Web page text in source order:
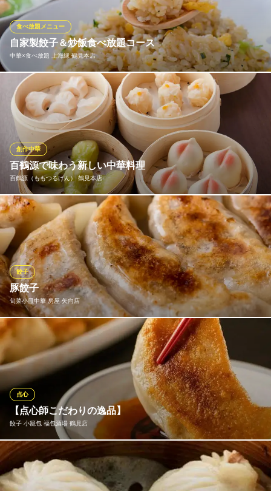
ご提供させて頂いております◎ また、ふかひれをご賞味頂けるコ
ースもございます♪
中国料理 蓬莱春飯店 本店
個室宴会・中華料理
ＪＲ鶴見駅西口 徒歩1分
神奈川県横浜市鶴見区豊岡町2-2 ツルミフーガ2 B1
自家製餃子＆炒飯食べ放題コース
中華×食べ放題 上海縁 鶴見本店
食べ放題メニュー
ボリュームたっぷり！当店おすすめの自家製チャーハンや海老入
りチャーハン、自家製餃子、焼きそばの食べ放題が楽しめるお得
なコースを多数ご用意しております！2時間の飲み放題も付いてな
んとお一人様4,400円(税抜)～ご用意！お腹いっぱいに召し上がり
たい方はこちらのコースがおすすめです♪
中華×食べ放題 上海縁 鶴見本店
中華食べ放題・飲み放題
ＪＲ鶴見駅西口 徒歩2分
神奈川県横浜市鶴見区豊岡町17-9 ラレーブ鶴見1F
百鶴源で味わう新しい中華料理
百鶴源（ももつるげん） 鶴見本店
創作中華
中華料理の伝統と基礎を守りながらも表現する『百鶴源』。新し
い切り口でシェフが作り上げた一品一品がお客様の大切な日のお
食事、大切な方のおもてなしをより一層華やかなものへと彩りま
す。馥郁たる香りと味わい、そして見た目も美しいお料理をどう
ぞ、ゆったりとお楽しみください。
百鶴源（ももつるげん） 鶴見本店
鶴見の美味しい中華
京急本線鶴見市場駅 徒歩1分
神奈川県横浜市鶴見区市場東中町3-16
豚餃子
旬菜小皿中華 房屋 矢向店
餃子
『房屋』に来たら豚餃子を是非お召し上がり下さい。 スタミナ満
点でビールにも合う！！
旬菜小皿中華 房屋 矢向店
旬菜小皿中華×団体宴会
ＪＲ南武線矢向駅 徒歩1分
神奈川県横浜市鶴見区矢向6-7-15
【点心師こだわりの逸品】
餃子 小籠包 福包酒場 鶴見店
点心
点心師が一つひとつ丁寧に包んだ「自家製焼き餃子」は必食！カ
リッとした皮と溢れ出す肉汁のコントラストがたまりません。カ
ラフルで可愛い「五色小籠包」など、目でも舌でも楽しめる本格